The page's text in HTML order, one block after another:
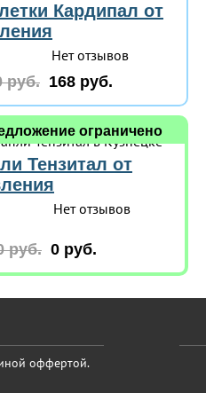
Кардипал от
Нет отзывов
руб. 168 руб.
Тензитал от
Нет отзывов
руб. 0 руб.
ограничено
оффертой.